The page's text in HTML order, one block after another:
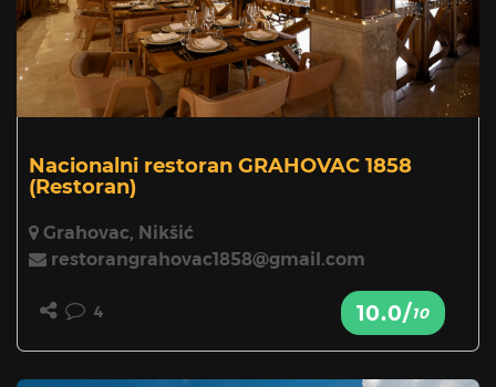
Nacionalni restoran GRAHOVAC 1858
(Restoran)
Grahovac, Nikšić
restorangrahovac1858@gmail.com
4 10.0/10